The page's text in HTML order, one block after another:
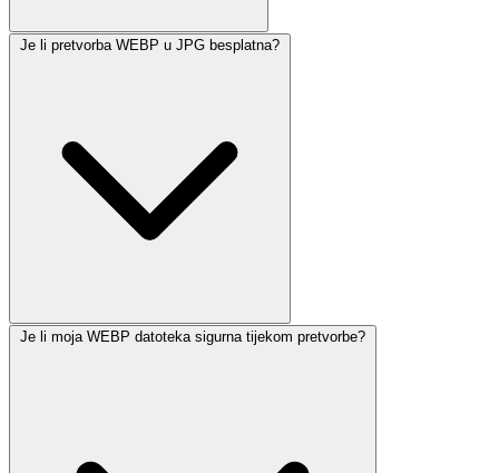
Je li pretvorba WEBP u JPG besplatna?
Je li moja WEBP datoteka sigurna tijekom pretvorbe?